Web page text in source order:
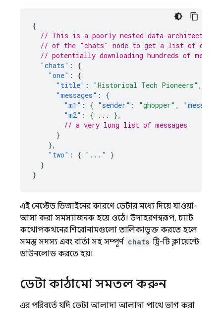
{
// This is a poorly nested data architecture,
// of the "chats" node to get a list of
// potentially downloading hundreds of
"chats" :
{
"one" :
{
"title" : "Historical Tech Pioneers" ,
"messages" :
{
"m1" : { "sender" : "ghopper" , "message"
"m2" : { ...
},
// a very long list of messages
}
},
"two" : { "..."
}
}
}
এই নেস্টেড ডিজাইনের কারণে ডেটার মধ্যে দিয়ে যাওয়া-
আসা করা সমস্যাজনক হয়ে ওঠে। উদাহরণস্বরূপ, চ্যাট
কথোপকথনের শিরোনামগুলো তালিকাভুক্ত করতে হলে
সমস্ত সদস্য এবং বার্তা সহ সম্পূর্ণ chats ট্রি-টি ক্লায়েন্টে
ডাউনলোড করতে হয়।
ডেটা কাঠামো সমতল করুন
এর পরিবর্তে যদি ডেটা আলাদা আলাদা পাথে ভাগ করা